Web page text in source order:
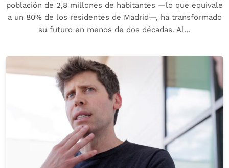
población de 2,8 millones de habitantes —lo que equivale
a un 80% de los residentes de Madrid—, ha transformado
su futuro en menos de dos décadas. Al…